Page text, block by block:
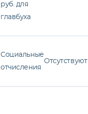
руб. для
главбуха
Социальные
отчисления
Отсутствуют